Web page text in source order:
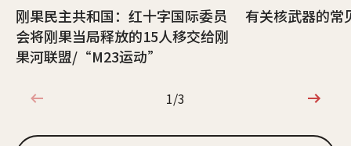
刚果民主共和国：红十字国际委员
会将刚果当局释放的15人移交给刚
果河联盟/“M23运动”
有关核武器的常
1/3
1/3